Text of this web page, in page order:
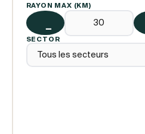
RAYON MAX (KM)
−
SECTOR